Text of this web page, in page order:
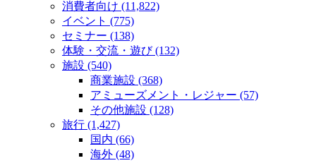
消費者向け (11,822)
イベント (775)
セミナー (138)
体験・交流・遊び (132)
施設 (540)
商業施設 (368)
アミューズメント・レジャー (57)
その他施設 (128)
旅行 (1,427)
国内 (66)
海外 (48)